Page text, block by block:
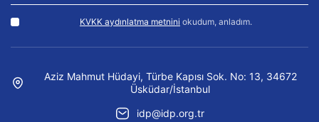
KVKK aydınlatma metnini okudum, anladım.
Aziz Mahmut Hüdayi, Türbe Kapısı Sok. No: 13, 34672
Üsküdar/İstanbul
idp@idp.org.tr